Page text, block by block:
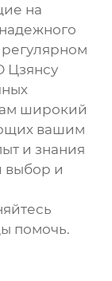
на
Цзянсу
широкий
вашим
и знания
выбор и
помочь.